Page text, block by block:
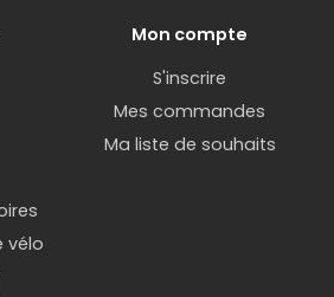
vélo
Mon compte
S'inscrire
Mes commandes
Ma liste de souhaits